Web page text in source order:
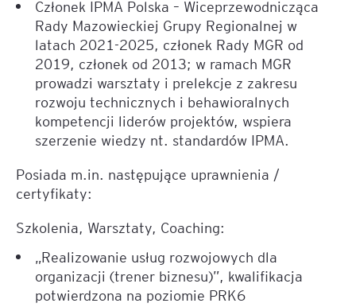
Członek IPMA Polska – Wiceprzewodnicząca
Rady Mazowieckiej Grupy Regionalnej w
latach 2021-2025, członek Rady MGR od
2019, członek od 2013; w ramach MGR
prowadzi warsztaty i prelekcje z zakresu
rozwoju technicznych i behawioralnych
kompetencji liderów projektów, wspiera
szerzenie wiedzy nt. standardów IPMA.
Posiada m.in. następujące uprawnienia /
certyfikaty:
Szkolenia, Warsztaty, Coaching:
„Realizowanie usług rozwojowych dla
organizacji (trener biznesu)”, kwalifikacja
potwierdzona na poziomie PRK6